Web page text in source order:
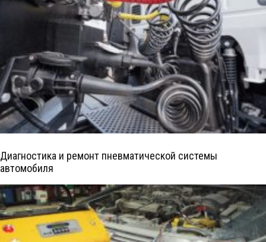
Диагностика и ремонт пневматической системы
автомобиля